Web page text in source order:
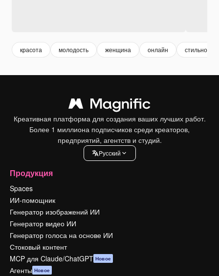
красота молодость женщина онлайн стильно
Креативная платформа для создания ваших лучших работ.
Более 1 миллиона подписчиков среди креаторов,
предприятий, агентств и студий.
Pусский
Продукция
Spaces
ИИ-помощник
Генератор изображений ИИ
Генератор видео ИИ
Генератор голоса на основе ИИ
Стоковый контент
MCP для Claude/ChatGPT Новое
Агенты Новое